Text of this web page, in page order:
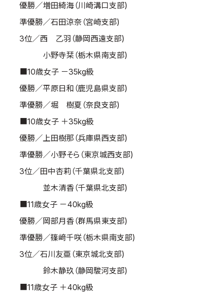
優勝／増田綺海（川崎溝口支部)
準優勝／石田涼奈（宮崎支部)
3位／西 乙羽（静岡西遠支部)
小野寺栞（栃木県南支部)
■10歳女子 －35kg級
優勝／平原日和（鹿児島県支部)
準優勝／堀 樹夏（奈良支部)
■10歳女子 ＋35kg級
優勝／上田樹那（兵庫県西支部)
準優勝／小野そら（東京城西支部)
3位／田中杏莉（千葉県北支部)
並木清香（千葉県北支部)
■11歳女子 －40kg級
優勝／岡部月香（群馬県東支部)
準優勝／篠﨑千咲（栃木県南支部)
3位／石川友亜（東京城北支部)
鈴木静玖（静岡駿河支部)
■11歳女子 ＋40kg級